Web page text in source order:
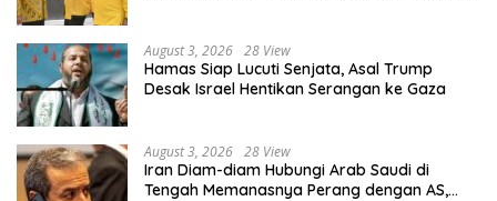
August 3, 2026 28 View
Hamas Siap Lucuti Senjata, Asal Trump
Desak Israel Hentikan Serangan ke Gaza
August 3, 2026 28 View
Iran Diam-diam Hubungi Arab Saudi di
Tengah Memanasnya Perang dengan AS,